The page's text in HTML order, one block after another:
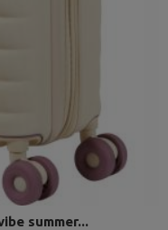
summer...